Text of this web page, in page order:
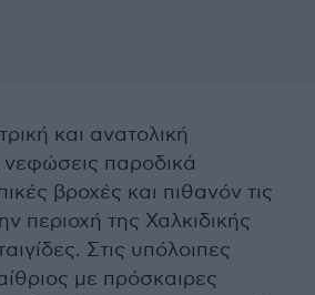
και ανατολική
νεφώσεις παροδικά
βροχές και πιθανόν τις
περιοχή της Χαλκιδικής
Στις υπόλοιπες
με πρόσκαιρες